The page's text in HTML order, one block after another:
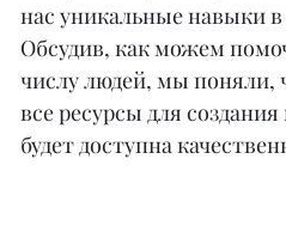
нас уникальные навыки в
Обсудив, как можем
числу людей, мы поняли,
все ресурсы для
будет доступна